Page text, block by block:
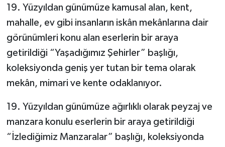
19. Yüzyıldan günümüze kamusal alan, kent,
mahalle, ev gibi insanların iskân mekânlarına dair
görünümleri konu alan eserlerin bir araya
getirildiği “Yaşadığımız Şehirler” başlığı,
koleksiyonda geniş yer tutan bir tema olarak
mekân, mimari ve kente odaklanıyor.
19. Yüzyıldan günümüze ağırlıklı olarak peyzaj ve
manzara konulu eserlerin bir araya getirildiği
“İzlediğimiz Manzaralar” başlığı, koleksiyonda